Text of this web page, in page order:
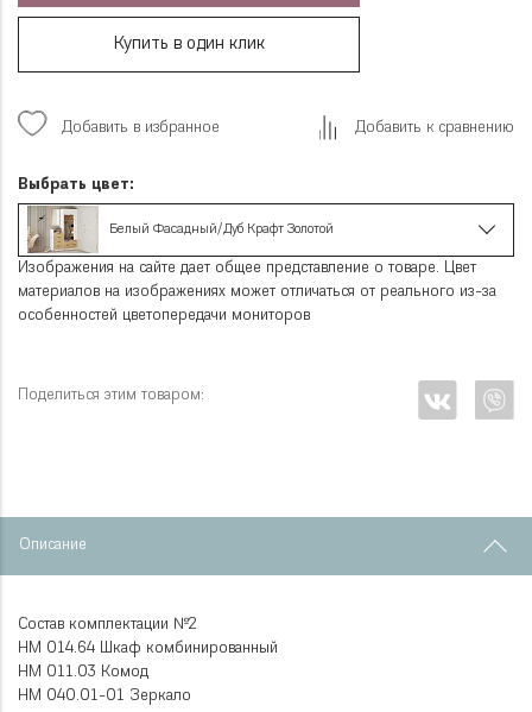
Купить в один клик
Добавить в избранное Добавить к сравнению
Выбрать цвет:
Белый Фасадный/Дуб Крафт Золотой
Изображения на сайте дает общее представление о товаре. Цвет
материалов на изображениях может отличаться от реального из-за
особенностей цветопередачи мониторов
Поделиться этим товаром:
Описание
Состав комплектации №2
НМ 014.64 Шкаф комбинированный
НМ 011.03 Комод
НМ 040.01-01 Зеркало